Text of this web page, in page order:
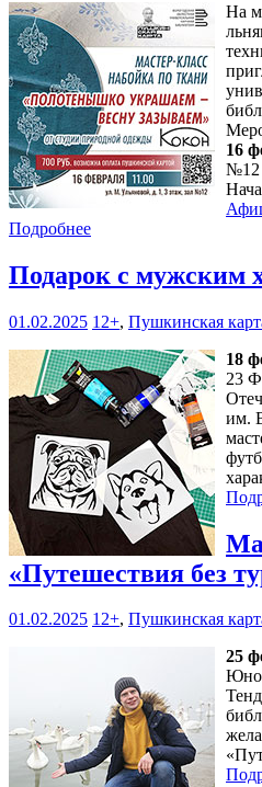
На
16
№12
Подробнее
Подарок с мужским
01.02.2025 12+, Пушкинская
18
23
им.
«Путешествия без
01.02.2025 12+, Пушкинская
25